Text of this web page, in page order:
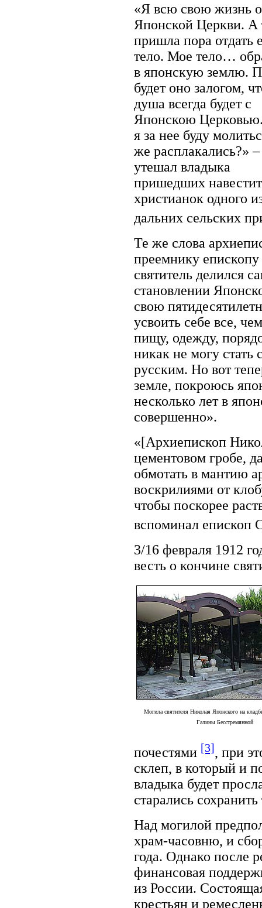
«Я всю свою жизнь
Японской Церкви. А
пришла пора отдать
тело. Мое тело…
в японскую землю.
будет оно залогом,
душа всегда будет с
Японскою
я за нее буду
же расплакались?» –
утешал владыка
пришедших
христианок одного
дальних сельских
Те же слова
преемнику
святитель делился
становлении
свою
усвоить себе все,
пищу, одежду,
никак не могу
русским. Но вот
земле, покроюсь
несколько лет в
совершенно».
«[Архиепископ
цементовом гробе,
обмотать в мантию
воскрилиями от
чтобы поскорее
вспоминал епископ
3/16 февраля 1912
весть о кончине
Могила святителя Николая Японского на
Галины Бесстремянной
почестями [3], при
склеп, в который и
владыка будет
старались
Над могилой
храм-часовню, и
года. Однако после
финансовая
из России.
крестьян и